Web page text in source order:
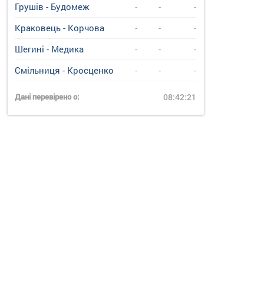
Грушів - Будомеж - -
-
Краковець - Корчова
- -
-
Шегині - Медика
- -
-
Смільниця - Кросценко
- - -
Дані перевірено о: 08:42:21